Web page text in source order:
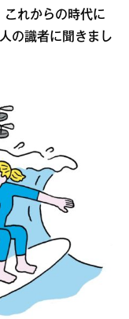
これからの時代に
の識者に聞きまし